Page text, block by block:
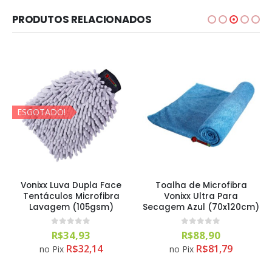
PRODUTOS RELACIONADOS
ESGOTADO!
Vonixx Luva Dupla Face
Tentáculos Microfibra
Lavagem (105gsm)
0 out of 5
R$34,93
no Pix R$32,14
Toalha de Microfibra
Vonixx Ultra Para
Secagem Azul (70x120cm)
0 out of 5
R$88,90
no Pix R$81,79